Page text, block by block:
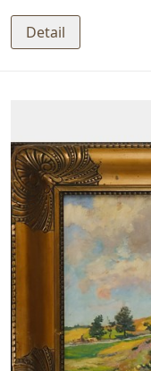
Detail